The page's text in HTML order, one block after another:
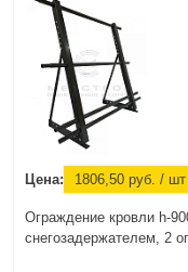
Цена: 1806,50 руб. / шт
Ограждение кровли h-
снегозадержателем, 2